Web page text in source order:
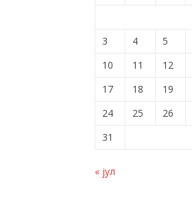
3
4 5
10
11 12
17
18 19
24
25 26
31
« јул